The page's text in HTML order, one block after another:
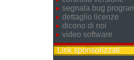
segnala bug
dettaglio licenze
dicono di noi
video software
Link sponsorizzati